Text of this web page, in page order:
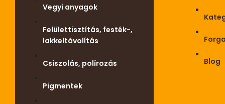
Vegyi anyagok
Felülettisztítás, festék-,
lakkeltávolítás
Csiszolás, polírozás
Pigmentek
Blog